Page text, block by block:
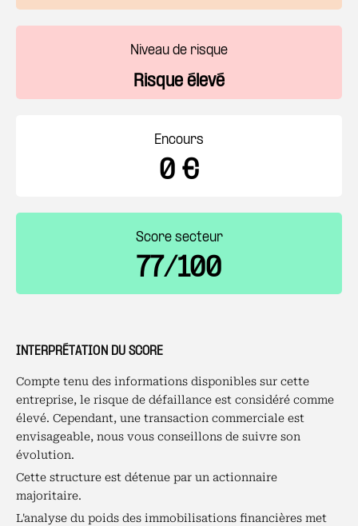
Niveau de risque
Risque élevé
Encours
0 €
Score secteur
77/100
INTERPRÉTATION DU SCORE
Compte tenu des informations disponibles sur cette
entreprise, le risque de défaillance est considéré comme
élevé. Cependant, une transaction commerciale est
envisageable, nous vous conseillons de suivre son
évolution.
Cette structure est détenue par un actionnaire
majoritaire.
L'analyse du poids des immobilisations financières met